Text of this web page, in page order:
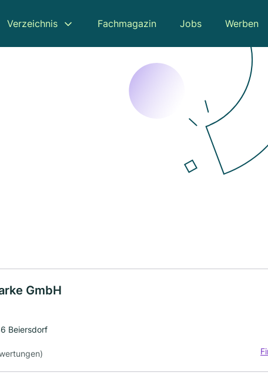
Verzeichnis Fachmagazin Jobs Werben
GmbH
Beiersdorf